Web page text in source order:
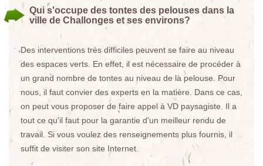
Qui s'occupe des tontes des pelouses dans la
ville de Challonges et ses environs?
Des interventions très difficiles peuvent se faire au niveau
des espaces verts. En effet, il est nécessaire de procéder à
un grand nombre de tontes au niveau de la pelouse. Pour
nous, il faut convier des experts en la matière. Dans ce cas,
on peut vous proposer de faire appel à VD paysagiste. Il a
tout ce qu'il faut pour la garantie d'un meilleur rendu de
travail. Si vous voulez des renseignements plus fournis, il
suffit de visiter son site Internet.